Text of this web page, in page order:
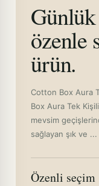
özenle
ürün.
Cotton Box Aura
Box Aura Tek
mevsim
sağlayan şık ve ...
Özenli seçim